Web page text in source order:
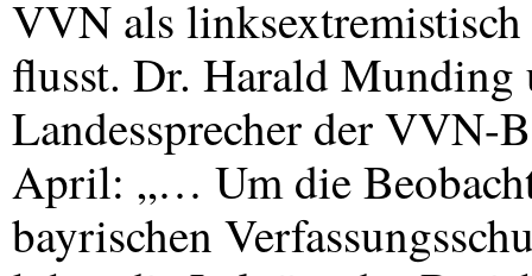
VVN als
flusst. Dr. Harald
Landessprecher derVVN-
April: „… Um die
bayrischen